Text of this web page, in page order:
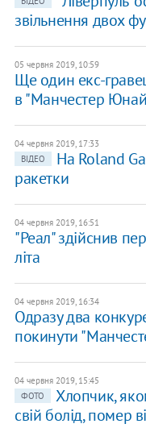
звільнення двох
05 червня 2019, 10:59
Ще один екс-
в "Манчестер
04 червня 2019, 17:33
ВІДЕО
На Roland
ракетки
04 червня 2019, 16:51
"Реал" здійснив
літа
04 червня 2019, 16:34
Одразу два
покинути
04 червня 2019, 15:45
ФОТО
Хлопчик,
свій болід, помер